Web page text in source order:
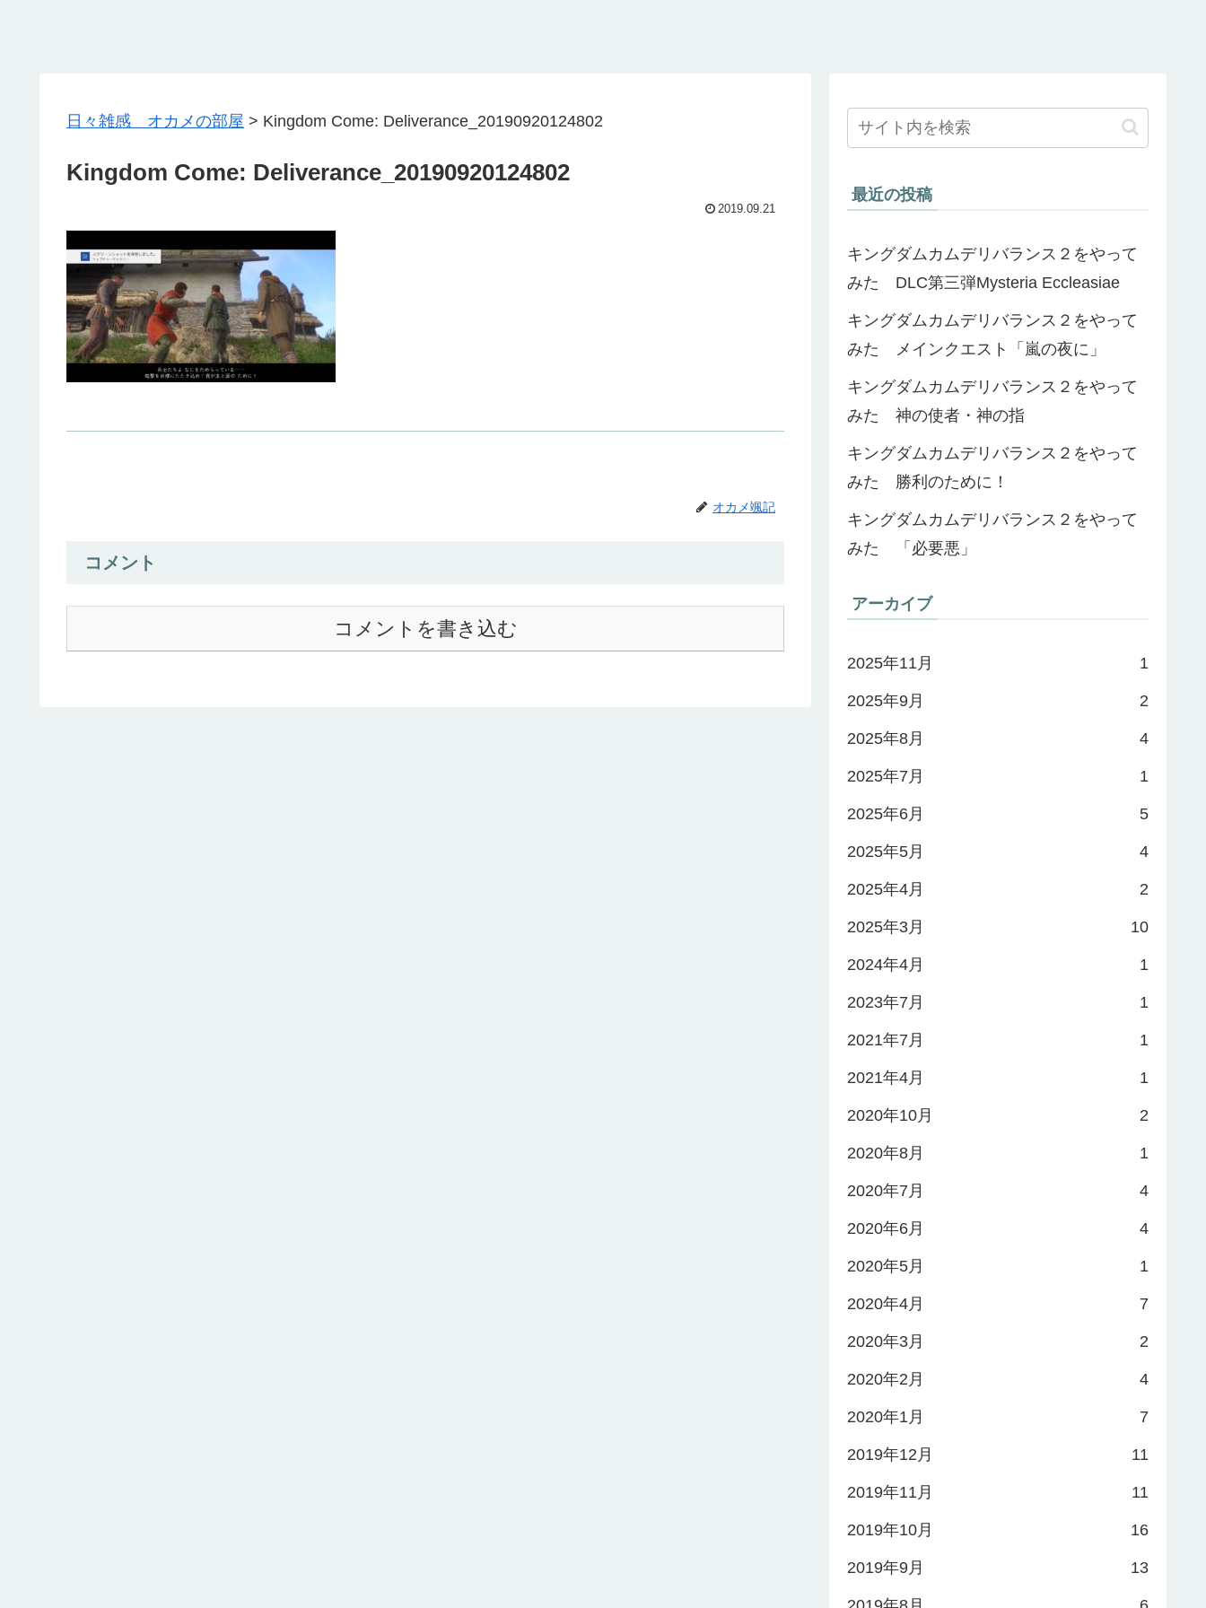
日々雑感 オカメの部屋 > Kingdom Come: Deliverance_20190920124802
Kingdom Come: Deliverance_20190920124802
2019.09.21
オカメ颯記
コメント
コメントを書き込む
最近の投稿
キングダムカムデリバランス２をやって
みた DLC第三弾Mysteria Eccleasiae
キングダムカムデリバランス２をやって
みた メインクエスト「嵐の夜に」
キングダムカムデリバランス２をやって
みた 神の使者・神の指
キングダムカムデリバランス２をやって
みた 勝利のために！
キングダムカムデリバランス２をやって
みた 「必要悪」
アーカイブ
2025年11月 1
2025年9月 2
2025年8月 4
2025年7月 1
2025年6月 5
2025年5月 4
2025年4月 2
2025年3月 10
2024年4月 1
2023年7月 1
2021年7月 1
2021年4月 1
2020年10月 2
2020年8月 1
2020年7月 4
2020年6月 4
2020年5月 1
2020年4月 7
2020年3月 2
2020年2月 4
2020年1月 7
2019年12月 11
2019年11月 11
2019年10月 16
2019年9月 13